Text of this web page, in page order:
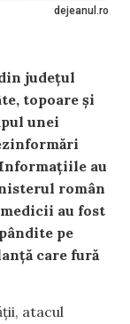
dejeanul.ro
județul
topoare și
unei
au
român
au fost
pe
care fură
atacul